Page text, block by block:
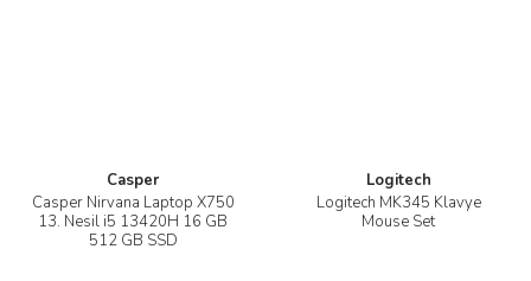
Casper
Casper Nirvana Laptop X750
13. Nesil i5 13420H 16 GB
512 GB SSD
Logitech
Logitech MK345 Klavye
Mouse Set